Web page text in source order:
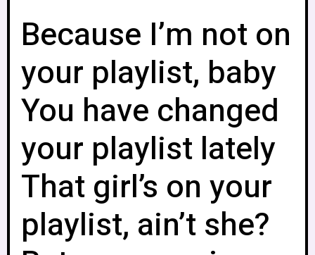
Because I’m not on
your playlist, baby
You have changed
your playlist lately
That girl’s on your
playlist, ain’t she?